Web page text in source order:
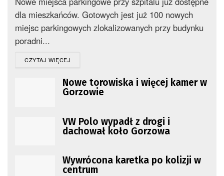
dla mieszkańców. Gotowych jest już 100 nowych
miejsc parkingowych zlokalizowanych przy budynku
poradni...
CZYTAJ WIĘCEJ
Nowe torowiska i więcej kamer w
Gorzowie
VW Polo wypadł z drogi i
dachował koło Gorzowa
Wywrócona karetka po kolizji w
centrum